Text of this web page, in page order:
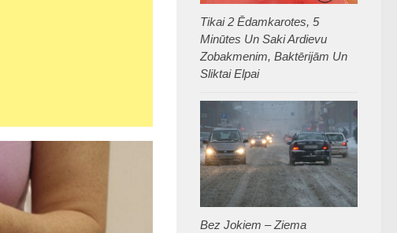
Tikai 2 Ēdamkarotes, 5
Minūtes Un Saki Ardievu
Zobakmenim, Baktērijām Un
Sliktai Elpai
Bez Jokiem – Ziema